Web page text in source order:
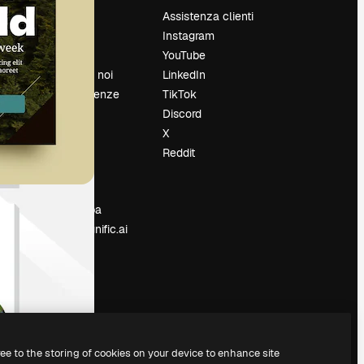
Prezzi
Chi siamo
Recensioni
Lavora con noi
Cerca tendenze
Blog
Slidesgo
Sala stampa
Cerchi magnific.ai
Assistenza clienti
Instagram
YouTube
LinkedIn
TikTok
Discord
X
Reddit
to the storing of cookies on your device to enhance site